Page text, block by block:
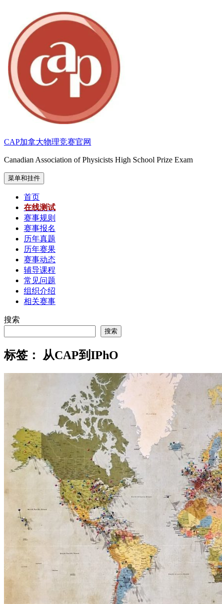
CAP加拿大物理竞赛官网
Canadian Association of Physicists High School Prize Exam
菜单和挂件
首页
在线测试
赛事规则
赛事报名
历年真题
历年赛果
赛事动态
辅导课程
常见问题
组织介绍
相关赛事
搜索
搜索
标签： 从CAP到IPhO